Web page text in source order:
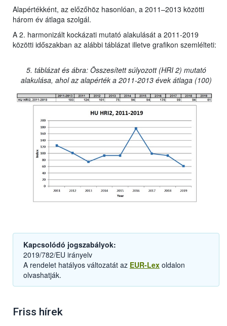
Alapértékként, az előzőhöz hasonlóan, a 2011–2013 közötti
három év átlaga szolgál.
A 2. harmonizált kockázati mutató alakulását a 2011-2019
közötti időszakban az alábbi táblázat illetve grafikon szemlélteti:
5. táblázat és ábra: Összesített súlyozott (HRI 2) mutató
alakulása, ahol az alapérték a 2011-2013 évek átlaga (100)
Kapcsolódó jogszabályok:
2019/782/EU irányelv
A rendelet hatályos változatát az EUR-Lex oldalon
olvashatják.
Friss hírek